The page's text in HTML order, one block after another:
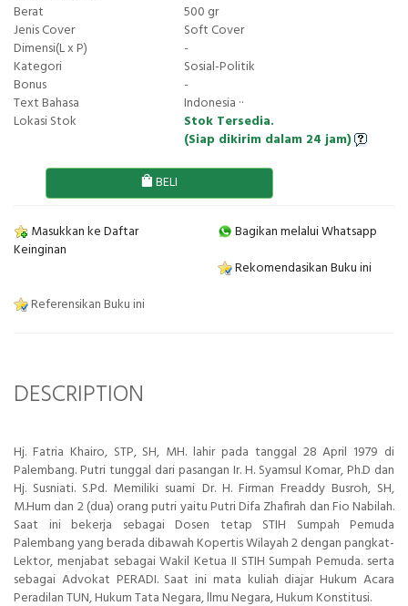
Berat
500 gr
Jenis Cover
Soft Cover
Dimensi(L x P)
-
Kategori
Sosial-Politik
Bonus
-
Text Bahasa
Indonesia ··
Lokasi Stok
Stok Tersedia.
(Siap dikirim dalam 24 jam)
BELI
Masukkan ke Daftar
Keinginan
Bagikan melalui Whatsapp
Rekomendasikan Buku ini
Referensikan Buku ini
DESCRIPTION
Hj. Fatria Khairo, STP, SH, MH. lahir pada tanggal 28 April 1979 di
Palembang. Putri tunggal dari pasangan Ir. H. Syamsul Komar, Ph.D dan
Hj. Susniati. S.Pd. Memiliki suami Dr. H. Firman Freaddy Busroh, SH,
M.Hum dan 2 (dua) orang putri yaitu Putri Difa Zhafirah dan Fio Nabilah.
Saat ini bekerja sebagai Dosen tetap STIH Sumpah Pemuda
Palembang yang berada dibawah Kopertis Wilayah 2 dengan pangkat-
Lektor, menjabat sebagai Wakil Ketua II STIH Sumpah Pemuda. serta
sebagai Advokat PERADI. Saat ini mata kuliah diajar Hukum Acara
Peradilan TUN, Hukum Tata Negara, llmu Negara, Hukum Konstitusi.